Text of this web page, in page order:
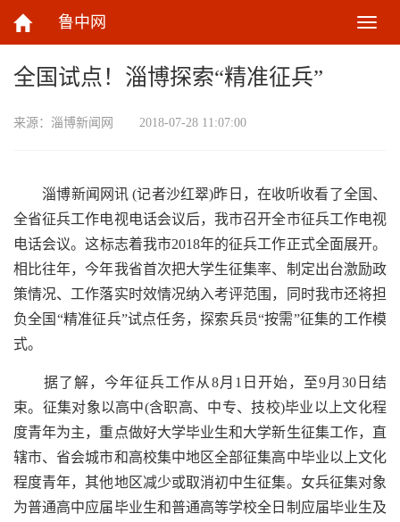
鲁中网
切
换
全国试点！淄博探索“精准征兵”
来源： 淄博新闻网 2018-07-28 11:07:00
淄博新闻网讯 (记者沙红翠)昨日，在收听收看了全国、
全省征兵工作电视电话会议后，我市召开全市征兵工作电视
电话会议。这标志着我市2018年的征兵工作正式全面展开。
相比往年，今年我省首次把大学生征集率、制定出台激励政
策情况、工作落实时效情况纳入考评范围，同时我市还将担
负全国“精准征兵”试点任务，探索兵员“按需”征集的工作模
式。
据了解，今年征兵工作从8月1日开始，至9月30日结
束。征集对象以高中(含职高、中专、技校)毕业以上文化程
度青年为主，重点做好大学毕业生和大学新生征集工作，直
辖市、省会城市和高校集中地区全部征集高中毕业以上文化
程度青年，其他地区减少或取消初中生征集。女兵征集对象
为普通高中应届毕业生和普通高等学校全日制应届毕业生及